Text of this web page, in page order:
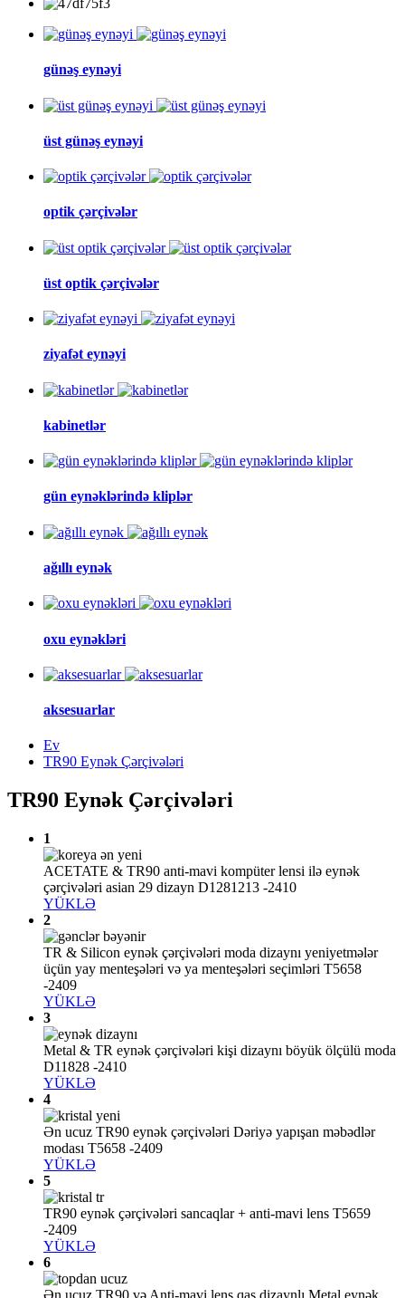
günəş eynəyi
üst günəş eynəyi
optik çərçivələr
üst optik çərçivələr
ziyafət eynəyi
kabinetlər
gün eynəklərində kliplər
ağıllı eynək
oxu eynəkləri
aksesuarlar
Ev
TR90 Eynək Çərçivələri
TR90 Eynək Çərçivələri
1
ACETATE & TR90 anti-mavi kompüter lensi ilə eynək
çərçivələri asian 29 dizayn D1281213 -2410
YÜKLƏ
2
TR & Silicon eynək çərçivələri moda dizaynı yeniyetmələr
üçün yay menteşələri və ya menteşələri seçimləri T5658
-2409
YÜKLƏ
3
Metal & TR eynək çərçivələri kişi dizaynı böyük ölçülü moda
D11828 -2410
YÜKLƏ
4
Ən ucuz TR90 eynək çərçivələri Dəriyə yapışan məbədlər
modası T5658 -2409
YÜKLƏ
5
TR90 eynək çərçivələri sancaqlar + anti-mavi lens T5659
-2409
YÜKLƏ
6